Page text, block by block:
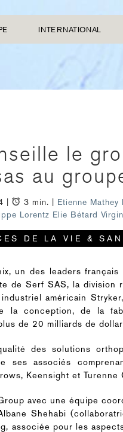
INTERNATIONAL
le
au
| 3 min. | Etienne Mathey
Lorentz Elie Bétard
DE LA VIE &
un des leaders
de Serf SAS, la division
américain
la conception, de la
de 20 milliards de
des solutions
ses associés
Keensight et Turenne
avec une équipe
Shehabi
associée pour les